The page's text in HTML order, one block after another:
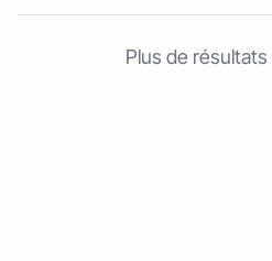
Plus de